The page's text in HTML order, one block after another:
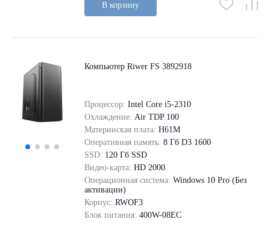
В корзину
Компьютер Riwer FS 3892918
Процессор: Intel Core i5-2310
Охлаждение: Air TDP 100
Материнская плата: H61M
Оперативная память: 8 Гб D3 1600
SSD: 120 Гб SSD
Видео-карта: HD 2000
Операционная система: Windows 10 Pro (Без
активации)
Корпус: RWOF3
Блок питания: 400W-08EC